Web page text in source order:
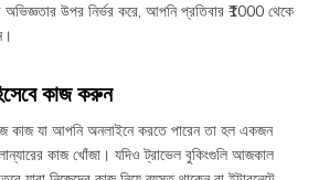
অভিজ্ঞতার উপর নির্ভর করে, আপনি প্রতিবার ₹1000 থেকে
কাজ করুন
কাজ যা আপনি অনলাইনে করতে পারেন তা হল একজন
কাজ খোঁজা। যদিও ট্রাভেল বুকিংগুলি আজকাল